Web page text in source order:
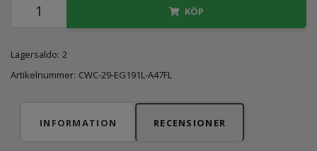
KÖP
Lagersaldo: 2
Artikelnummer: CWC-29-EG191L-A47FL
INFORMATION RECENSIONER